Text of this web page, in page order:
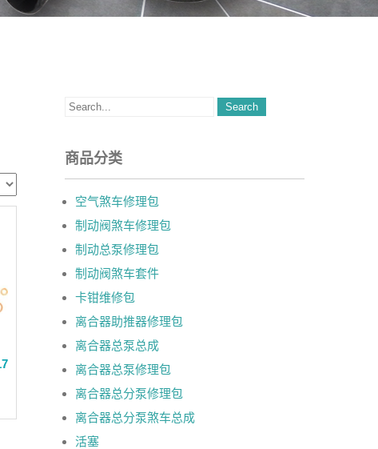
商品分类
空气煞车修理包
制动阀煞车修理包
制动总泵修理包
制动阀煞车套件
卡钳维修包
离合器助推器修理包
离合器总泵总成
离合器总泵修理包
离合器总分泵修理包
离合器总分泵煞车总成
活塞